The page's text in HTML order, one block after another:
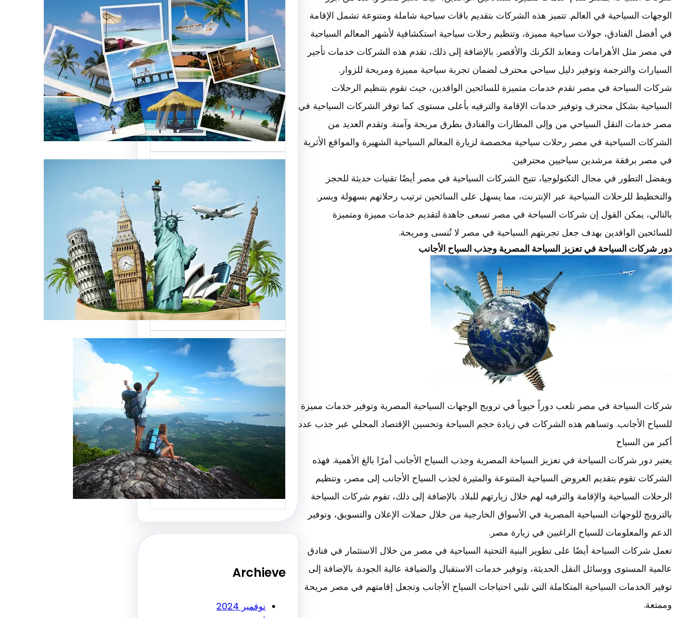
الوجهات السياحية في العالم. تتميز هذه الشركات بتقديم باقات سياحية شاملة ومتنوعة تشمل الإقامة
في أفضل الفنادق، جولات سياحية مميزة، وتنظيم رحلات سياحية استكشافية لأشهر المعالم السياحية
في مصر مثل الأهرامات ومعابد الكرنك والأقصر. بالإضافة إلى ذلك، تقدم هذه الشركات خدمات تأجير
السيارات والترجمة وتوفير دليل سياحي محترف لضمان تجربة سياحية مميزة ومريحة للزوار.
شركات السياحة في مصر تقدم خدمات متميزة للسائحين الوافدين، حيث تقوم بتنظيم الرحلات
السياحية بشكل محترف وتوفير خدمات الإقامة والترفيه بأعلى مستوى. كما توفر الشركات السياحية في
مصر خدمات النقل السياحي من وإلى المطارات والفنادق بطرق مريحة وآمنة. وتقدم العديد من
الشركات السياحية في مصر رحلات سياحية مخصصة لزيارة المعالم السياحية الشهيرة والمواقع الأثرية
في مصر برفقة مرشدين سياحيين محترفين.
وبفضل التطور في مجال التكنولوجيا، تتيح الشركات السياحية في مصر أيضًا تقنيات حديثة للحجز
والتخطيط للرحلات السياحية عبر الإنترنت، مما يسهل على السائحين ترتيب رحلاتهم بسهولة ويسر.
بالتالي، يمكن القول إن شركات السياحة في مصر تسعى جاهدة لتقديم خدمات مميزة ومتميزة
للسائحين الوافدين بهدف جعل تجربتهم السياحية في مصر لا تُنسى ومريحة.
دور شركات السياحة في تعزيز السياحة المصرية وجذب السياح الأجانب
شركات السياحة في مصر تلعب دوراً حيوياً في ترويج الوجهات السياحية المصرية وتوفير خدمات مميزة
للسياح الأجانب. وتساهم هذه الشركات في زيادة حجم السياحة وتحسين الإقتصاد المحلي عبر جذب عدد
أكبر من السياح
يعتبر دور شركات السياحة في تعزيز السياحة المصرية وجذب السياح الأجانب أمرًا بالغ الأهمية. فهذه
الشركات تقوم بتقديم العروض السياحية المتنوعة والمثيرة لجذب السياح الأجانب إلى مصر، وتنظيم
الرحلات السياحية والإقامة والترفيه لهم خلال زيارتهم للبلاد. بالإضافة إلى ذلك، تقوم شركات السياحة
بالترويج للوجهات السياحية المصرية في الأسواق الخارجية من خلال حملات الإعلان والتسويق، وتوفير
الدعم والمعلومات للسياح الراغبين في زيارة مصر.
تعمل شركات السياحة أيضًا على تطوير البنية التحتية السياحية في مصر من خلال الاستثمار في فنادق
عالمية المستوى ووسائل النقل الحديثة، وتوفير خدمات الاستقبال والضيافة عالية الجودة. بالإضافة إلى
توفير الخدمات السياحية المتكاملة التي تلبي احتياجات السياح الأجانب وتجعل إقامتهم في مصر مريحة
وممتعة.
أهمية وتأثير أسماء شركات
السياحة العالمية على
السوق
أسماء شركات السياحة
العالمية تعتبر من العناصر
الأساسية التي تؤثر…
تقدم شركات السياحة بمصر
خدمات متميزة للسائحين
الوافدين
شركات السياحة بمصر تقدم
خدمات متميزة للسائحين
الوافدين، حيث تعتبر…
تحسين خدمات رقم شركة
سياحة: أفضل الطرق لجذب
الزبائن وتحقيق النجاح
رقم شركة سياحة هو عامل
أساسي لجذب الزبائن وتحقيق
النجاح…
Archieve
نوفمبر 2024